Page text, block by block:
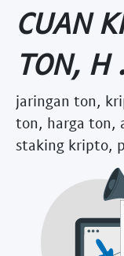
CUAN
TON, H
jaringan ton,
ton, harga ton,
staking kripto,